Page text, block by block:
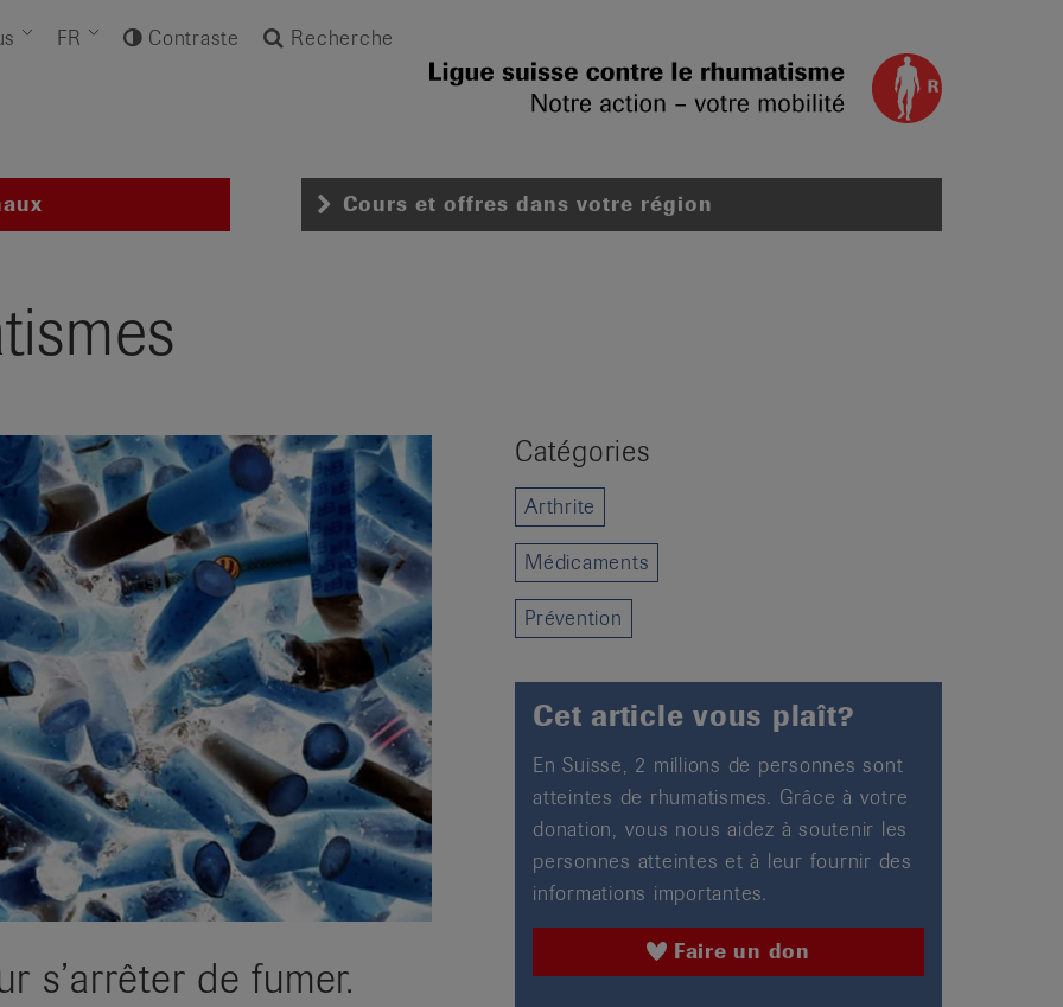
FR Contraste Recherche
Cours et offres dans votre région
s’arrêter de fumer.
Catégories
Arthrite
Médicaments
Prévention
Cet article vous plaît?
En Suisse, 2 millions de personnes sont
atteintes de rhumatismes. Grâce à votre
donation, vous nous aidez à soutenir les
personnes atteintes et à leur fournir des
informations importantes.
Faire un don